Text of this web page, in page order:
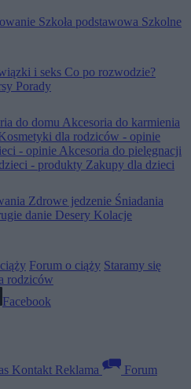
Szkoła podstawowa Szkolne
i seks Co po rozwodzie?
Porady
do domu Akcesoria do karmienia
dla rodziców - opinie
- opinie Akcesoria do pielęgnacji
- produkty Zakupy dla dzieci
Zdrowe jedzenie Śniadania
danie Desery Kolacje
Forum o ciąży Staramy się
rodziców
Facebook
Kontakt Reklama
Forum